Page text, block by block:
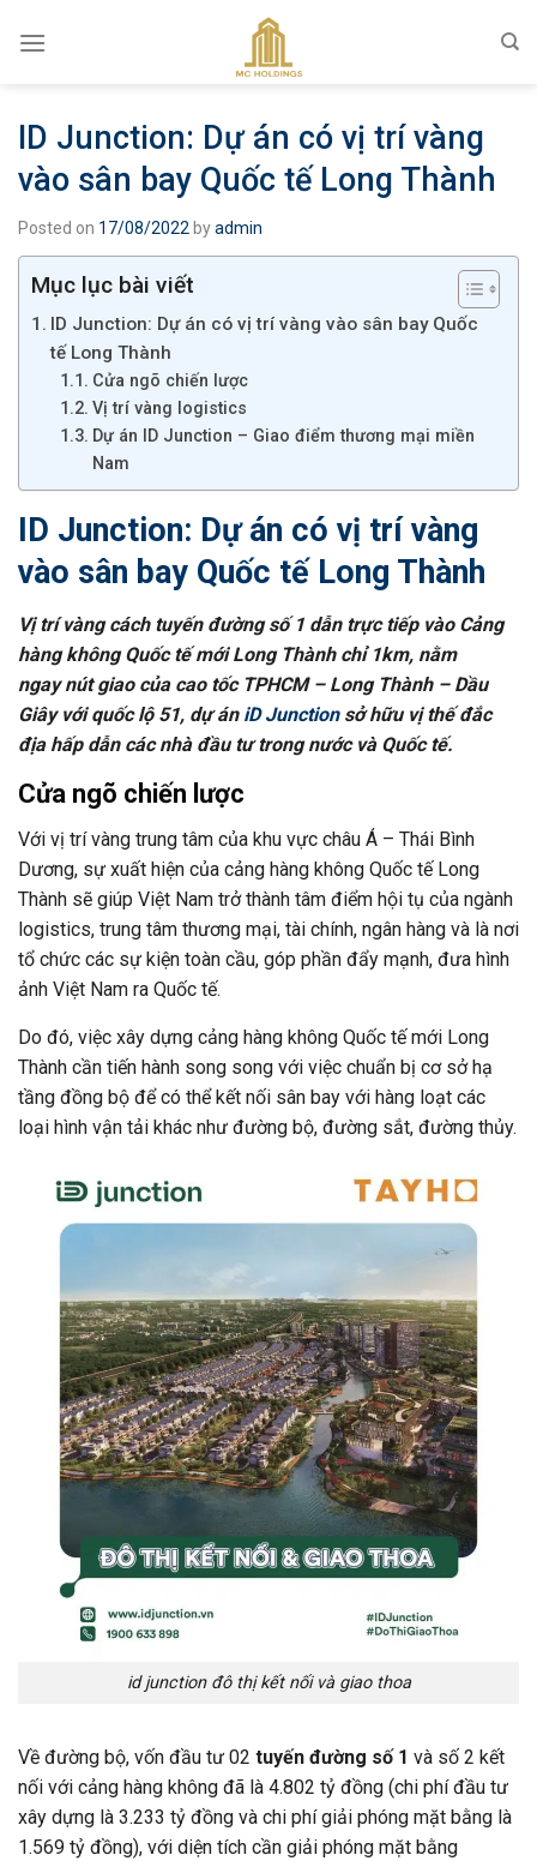
ID Junction: Dự án có vị trí vàng
vào sân bay Quốc tế Long Thành
Posted on 17/08/2022 byadmin
Mục lục bài viết
ID Junction: Dự án có vị trí vàng vào sân bay Quốc
tế Long Thành
Cửa ngõ chiến lược
Vị trí vàng logistics
Dự án ID Junction – Giao điểm thương mại miền
Nam
ID Junction: Dự án có vị trí vàng
vào sân bay Quốc tế Long Thành
Vị trí vàng cách tuyến đường số 1 dẫn trực tiếp vào Cảng
hàng không Quốc tế mới Long Thành chỉ 1km, nằm
ngaynút giao của cao tốc TPHCM – Long Thành – Dầu
Giây với quốc lộ 51, dự án iD Junctionsở hữu vị thế đắc
địa hấp dẫn các nhà đầu tư trong nước và Quốc tế.
Cửa ngõ chiến lược
Với vị trí vàng trung tâm của khu vực châu Á – Thái Bình
Dương, sự xuất hiện của cảng hàng không Quốc tế Long
Thành sẽ giúp Việt Nam trở thành tâm điểm hội tụ của ngành
logistics, trung tâm thương mại, tài chính, ngân hàng và là nơi
tổ chức các sự kiện toàn cầu, góp phần đẩy mạnh, đưa hình
ảnh Việt Nam ra Quốc tế.
Do đó, việc xây dựng cảng hàng không Quốc tế mới Long
Thành cần tiến hành song song với việc chuẩn bị cơ sở hạ
tầng đồng bộ để có thể kết nối sân bay với hàng loạt các
loại hình vận tải khác như đường bộ, đường sắt, đường thủy.
id junction đô thị kết nối và giao thoa
Về đường bộ, vốn đầu tư 02 tuyến đường số 1 và số 2 kết
nối với cảng hàng không đã là 4.802 tỷ đồng (chi phí đầu tư
xây dựng là 3.233 tỷ đồng và chi phí giải phóng mặt bằng là
1.569 tỷ đồng), với diện tích cần giải phóng mặt bằng